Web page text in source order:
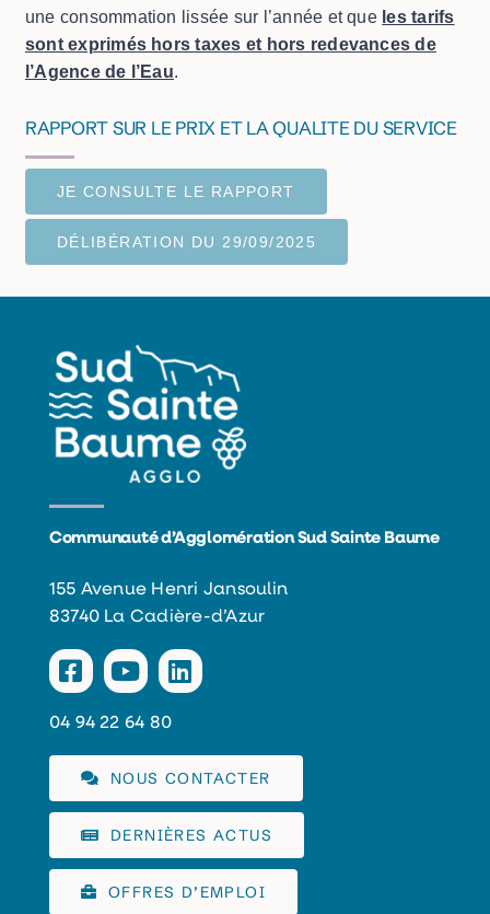
une consommation lissée sur l’année et que les tarifs
sont exprimés hors taxes et hors redevances de
l’Agence de l’Eau.
RAPPORT SUR LE PRIX ET LA QUALITE DU SERVICE
JE CONSULTE LE RAPPORT
DÉLIBÉRATION DU 29/09/2025
Communauté d’Agglomération Sud Sainte Baume
155 Avenue Henri Jansoulin
83740 La Cadière-d’Azur
04 94 22 64 80
NOUS CONTACTER
DERNIÈRES ACTUS
OFFRES D’EMPLOI